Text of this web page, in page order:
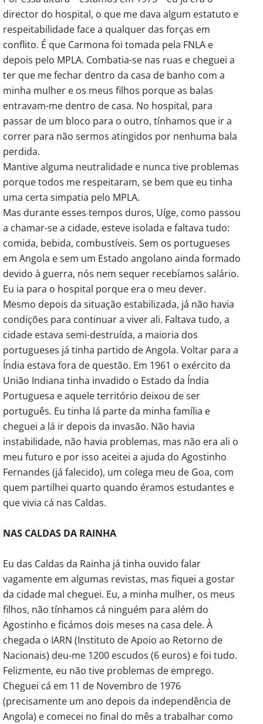
director do hospital, o que me dava algum estatuto e
respeitabilidade face a qualquer das forças em
conflito. É que Carmona foi tomada pela FNLA e
depois pelo MPLA. Combatia-se nas ruas e cheguei a
ter que me fechar dentro da casa de banho com a
minha mulher e os meus filhos porque as balas
entravam-me dentro de casa. No hospital, para
passar de um bloco para o outro, tínhamos que ir a
correr para não sermos atingidos por nenhuma bala
perdida.
Mantive alguma neutralidade e nunca tive problemas
porque todos me respeitaram, se bem que eu tinha
uma certa simpatia pelo MPLA.
Mas durante esses tempos duros, Uíge, como passou
a chamar-se a cidade, esteve isolada e faltava tudo:
comida, bebida, combustíveis. Sem os portugueses
em Angola e sem um Estado angolano ainda formado
devido à guerra, nós nem sequer recebíamos salário.
Eu ia para o hospital porque era o meu dever.
Mesmo depois da situação estabilizada, já não havia
condições para continuar a viver ali. Faltava tudo, a
cidade estava semi-destruída, a maioria dos
portugueses já tinha partido de Angola. Voltar para a
Índia estava fora de questão. Em 1961 o exército da
União Indiana tinha invadido o Estado da Índia
Portuguesa e aquele território deixou de ser
português. Eu tinha lá parte da minha família e
cheguei a lá ir depois da invasão. Não havia
instabilidade, não havia problemas, mas não era ali o
meu futuro e por isso aceitei a ajuda do Agostinho
Fernandes (já falecido), um colega meu de Goa, com
quem partilhei quarto quando éramos estudantes e
que vivia cá nas Caldas.
NAS CALDAS DA RAINHA
Eu das Caldas da Rainha já tinha ouvido falar
vagamente em algumas revistas, mas fiquei a gostar
da cidade mal cheguei. Eu, a minha mulher, os meus
filhos, não tínhamos cá ninguém para além do
Agostinho e ficámos dois meses na casa dele. À
chegada o IARN (Instituto de Apoio ao Retorno de
Nacionais) deu-me 1200 escudos (6 euros) e foi tudo.
Felizmente, eu não tive problemas de emprego.
Cheguei cá em 11 de Novembro de 1976
(precisamente um ano depois da independência de
Angola) e comecei no final do mês a trabalhar como